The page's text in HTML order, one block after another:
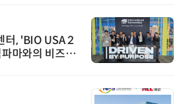
터, 'BIO USA 2
마와의 비즈니